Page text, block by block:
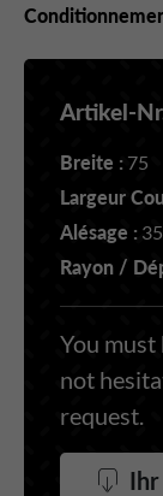
Artikel-
Breite : 75
Largeur
Alésage :
Rayon /
You must
not
request.